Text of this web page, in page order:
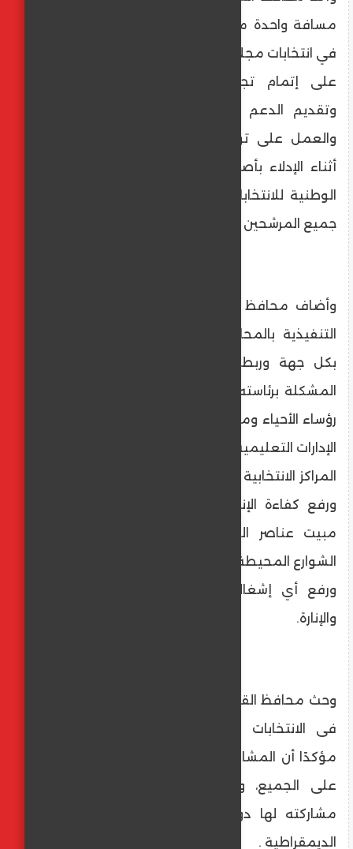
مسافة واحدة من جميع المرشحين وأن دورها
في انتخابات مجلس النواب المقبلة يقتصر فقط
على إتمام تجهيز وإعداد المقار الانتخابية
وتقديم الدعم اللوجيستي للقائمين عليها ،
والعمل على توفير وسائل الراحة للمواطنين
أثناء الإدلاء بأصواتهم والالتزام بقواعد الهيئة
الوطنية للانتخابات والوقوف بكل حيادية تجاه
جميع المرشحين .
وأضاف محافظ القاهرة انه تم تكليف الأجهزة
التنفيذية بالمحافظة بتشكيل غرفة عمليات
بكل جهة وربطها بغرفة العمليات المركزية
المشكلة برئاسته وتكليف اللجان المشكلة من
رؤساء الأحياء ومأموري أقسام الشرطة ومديري
الإدارات التعليمية وفروع هيئة النظافة بمراجعة
المراكز الانتخابية والمقرات والتأكد من صلاحيتها
ورفع كفاءة الإنارة بها ودورات المياه وأماكن
مبيت عناصر التأمين والتأكيد علي مراجعة
الشوارع المحيطة والمؤدية إلي المراكز الانتخابية
ورفع أي إشغالات بها ورفع كفاءة الشوارع
والإنارة.
وحث محافظ القاهرة المواطنين على المشاركة
فى الانتخابات وممارسة حقهم الدستورى ،
مؤكدًا أن المشاركة فى الانتخابات واجب وطنى
على الجميع، وعلى المواطن أن يدرك أن
مشاركته لها دور إيجابى فى مسيرة الوطن
الديمقراطية .